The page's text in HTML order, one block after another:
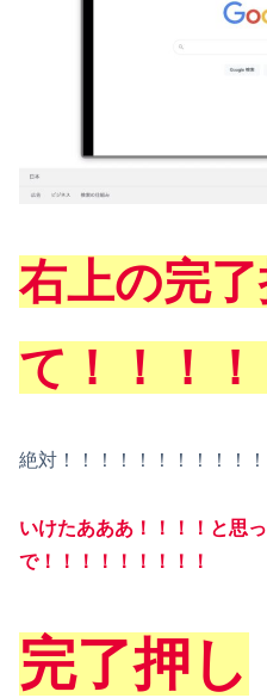
右上の完了
て！！！！
絶対！！！！！！！！！！！
いけたあああ！！！！と思
で！！！！！！！！！
完了押し